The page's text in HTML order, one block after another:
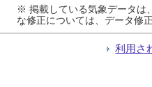
※ 掲載している気象データは
な修正については、データ修
利用さ